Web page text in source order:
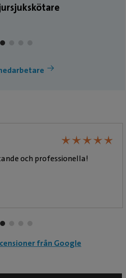
★★★★★
★★★★★
och professionella!
från Google